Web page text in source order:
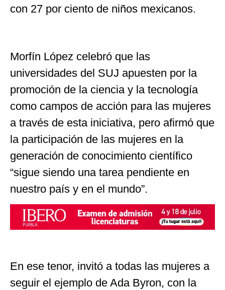
con 27 por ciento de niños mexicanos.
Morfín López celebró que las
universidades del SUJ apuesten por la
promoción de la ciencia y la tecnología
como campos de acción para las mujeres
a través de esta iniciativa, pero afirmó que
la participación de las mujeres en la
generación de conocimiento científico
“sigue siendo una tarea pendiente en
nuestro país y en el mundo”.
En ese tenor, invitó a todas las mujeres a
seguir el ejemplo de Ada Byron, con la